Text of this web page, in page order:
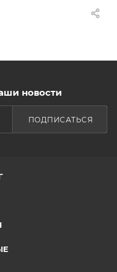
новости
ПОДПИСАТЬСЯ